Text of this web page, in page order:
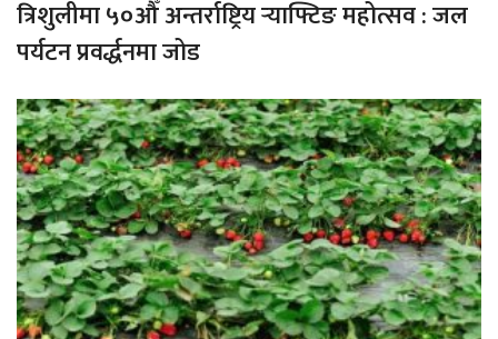
त्रिशुलीमा ५०औँ अन्तर्राष्ट्रिय र्‍याफ्टिङ महोत्सव : जल
पर्यटन प्रवर्द्धनमा जोड